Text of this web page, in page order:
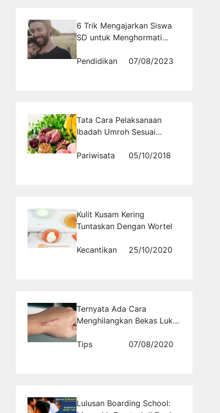
6 Trik Mengajarkan Siswa
SD untuk Menghormati
Pendidikan
07/08/2023
Tata Cara Pelaksanaan
Ibadah Umroh Sesuai
Pariwisata
05/10/2018
Kulit Kusam Kering
Tuntaskan Dengan Wortel
Kecantikan 25/10/2020
Ternyata Ada Cara
Menghilangkan Bekas Luka
Tips
07/08/2020
Lulusan Boarding School: